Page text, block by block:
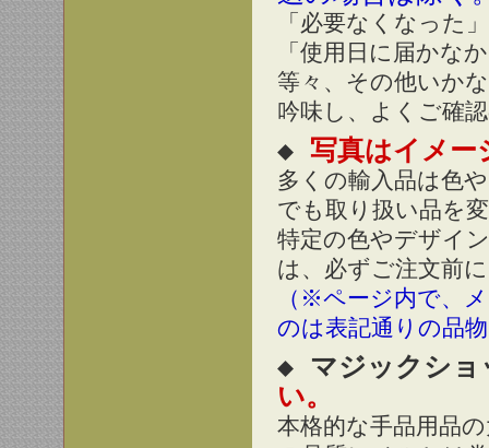
「必要なくなった
「使用日に届かな
等々、その他いか
吟味し、よくご確
◆ 写真はイメー
多くの輸入品は色
でも取り扱い品を
特定の色やデザイ
は、必ずご注文前
（※ページ内で、
のは表記通りの品
◆ マジックショ
い。
本格的な手品用品